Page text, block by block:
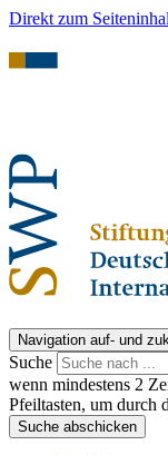
Direkt zum
Navigation auf- und
Suche
wenn mindestens 2
Pfeiltasten, um durch
Suche abschicken